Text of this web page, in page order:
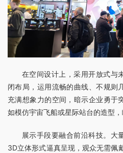
在空间设计上，采用开放式与
闭布局，运用流畅的曲线、不规则
充满想象力的空间，暗示企业勇于
如模仿宇宙飞船或星际站台的造型，
展示手段要融合前沿科技。大
3D立体形式逼真呈现，观众无需佩